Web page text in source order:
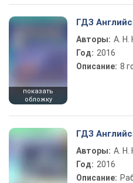
показать
обложку
ГДЗ
Авторы: А. Н.
Год: 2016
Описание: 8
ГДЗ
Авторы: А. Н.
Год: 2016
Описание: